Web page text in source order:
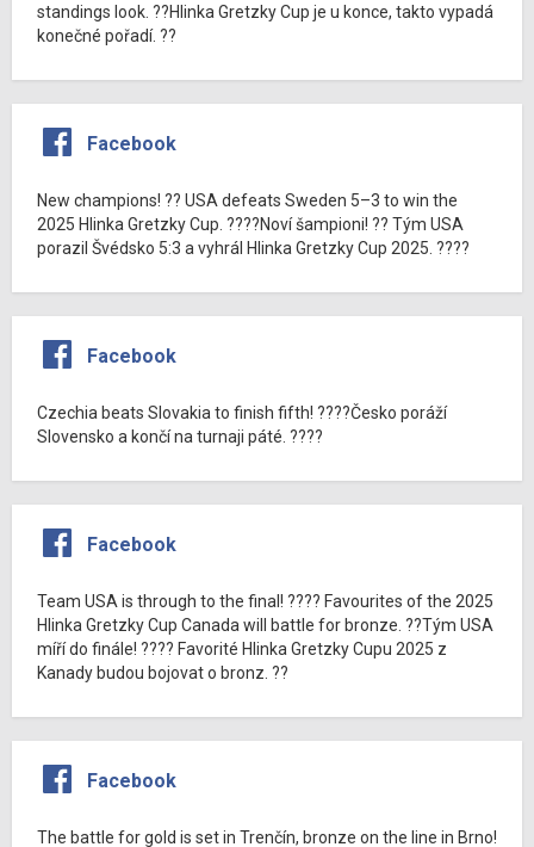
standings look. ??Hlinka Gretzky Cup je u konce, takto vypadá
konečné pořadí. ??
Facebook
New champions! ?? USA defeats Sweden 5–3 to win the
2025 Hlinka Gretzky Cup. ????Noví šampioni! ?? Tým USA
porazil Švédsko 5:3 a vyhrál Hlinka Gretzky Cup 2025. ????
Facebook
Czechia beats Slovakia to finish fifth! ????Česko poráží
Slovensko a končí na turnaji páté. ????
Facebook
Team USA is through to the final! ???? Favourites of the 2025
Hlinka Gretzky Cup Canada will battle for bronze. ??Tým USA
míří do finále! ???? Favorité Hlinka Gretzky Cupu 2025 z
Kanady budou bojovat o bronz. ??
Facebook
The battle for gold is set in Trenčín, bronze on the line in Brno!